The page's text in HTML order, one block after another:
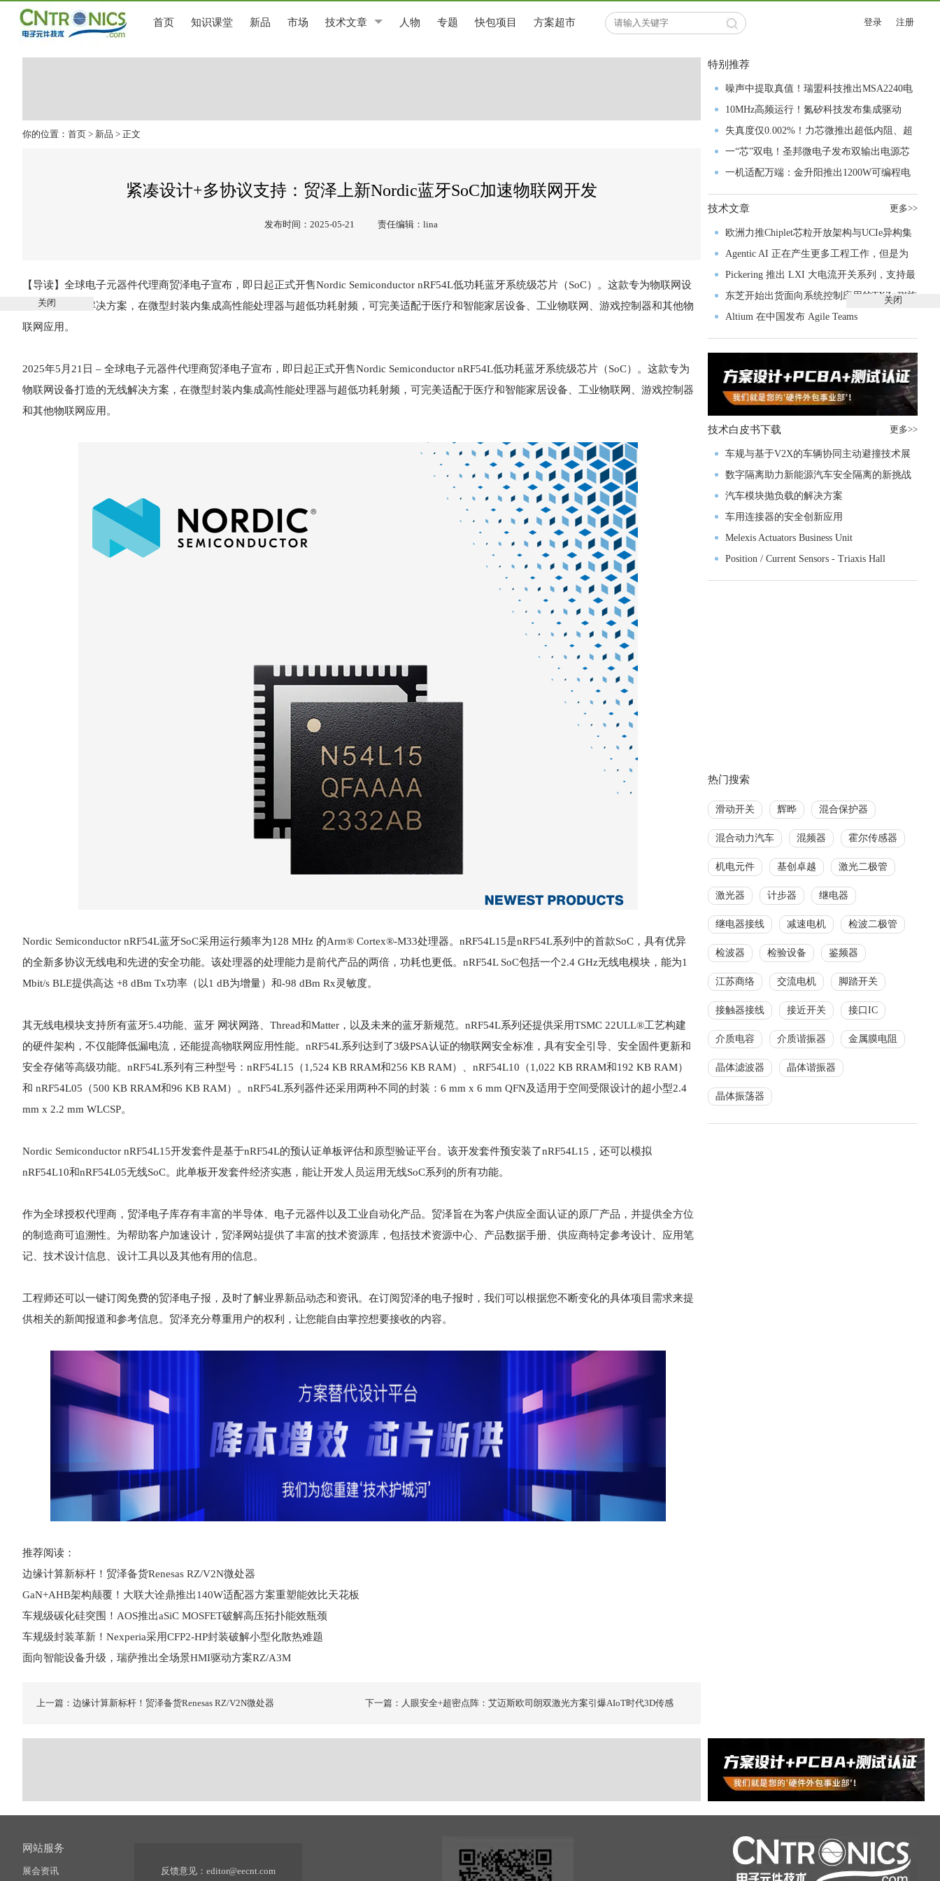
首页 知识课堂 新品 市场 技术文章 人物 专题 快包项目 方案超市 登录 注册
你的位置： 首页 > 新品 > 正文
紧凑设计+多协议支持：贸泽上新Nordic蓝牙SoC加速物联网开发
发布时间：2025-05-21 责任编辑：lina
【导读】全球电子元器件代理商贸泽电子宣布，即日起正式开售Nordic Semiconductor nRF54L低功耗蓝牙系统级芯片（SoC）。这款专为物联网设
备打造的无线解决方案，在微型封装内集成高性能处理器与超低功耗射频，可完美适配于医疗和智能家居设备、工业物联网、游戏控制器和其他物
联网应用。
2025年5月21日 – 全球电子元器件代理商贸泽电子宣布，即日起正式开售Nordic Semiconductor nRF54L低功耗蓝牙系统级芯片（SoC）。这款专为
物联网设备打造的无线解决方案，在微型封装内集成高性能处理器与超低功耗射频，可完美适配于医疗和智能家居设备、工业物联网、游戏控制器
和其他物联网应用。
Nordic Semiconductor nRF54L蓝牙SoC采用运行频率为128 MHz 的Arm® Cortex®-M33处理器。nRF54L15是nRF54L系列中的首款SoC，具有优异
的全新多协议无线电和先进的安全功能。该处理器的处理能力是前代产品的两倍，功耗也更低。nRF54L SoC包括一个2.4 GHz无线电模块，能为1
Mbit/s BLE提供高达 +8 dBm Tx功率（以1 dB为增量）和-98 dBm Rx灵敏度。
其无线电模块支持所有蓝牙5.4功能、蓝牙 网状网路、Thread和Matter，以及未来的蓝牙新规范。nRF54L系列还提供采用TSMC 22ULL®工艺构建
的硬件架构，不仅能降低漏电流，还能提高物联网应用性能。nRF54L系列达到了3级PSA认证的物联网安全标准，具有安全引导、安全固件更新和
安全存储等高级功能。nRF54L系列有三种型号：nRF54L15（1,524 KB RRAM和256 KB RAM）、nRF54L10（1,022 KB RRAM和192 KB RAM）
和 nRF54L05（500 KB RRAM和96 KB RAM）。nRF54L系列器件还采用两种不同的封装：6 mm x 6 mm QFN及适用于空间受限设计的超小型2.4
mm x 2.2 mm WLCSP。
Nordic Semiconductor nRF54L15开发套件是基于nRF54L的预认证单板评估和原型验证平台。该开发套件预安装了nRF54L15，还可以模拟
nRF54L10和nRF54L05无线SoC。此单板开发套件经济实惠，能让开发人员运用无线SoC系列的所有功能。
作为全球授权代理商，贸泽电子库存有丰富的半导体、电子元器件以及工业自动化产品。贸泽旨在为客户供应全面认证的原厂产品，并提供全方位
的制造商可追溯性。为帮助客户加速设计，贸泽网站提供了丰富的技术资源库，包括技术资源中心、产品数据手册、供应商特定参考设计、应用笔
记、技术设计信息、设计工具以及其他有用的信息。
工程师还可以一键订阅免费的贸泽电子报，及时了解业界新品动态和资讯。在订阅贸泽的电子报时，我们可以根据您不断变化的具体项目需求来提
供相关的新闻报道和参考信息。贸泽充分尊重用户的权利，让您能自由掌控想要接收的内容。
推荐阅读：
边缘计算新标杆！贸泽备货Renesas RZ/V2N微处器
GaN+AHB架构颠覆！大联大诠鼎推出140W适配器方案重塑能效比天花板
车规级碳化硅突围！AOS推出aSiC MOSFET破解高压拓扑能效瓶颈
车规级封装革新！Nexperia采用CFP2-HP封装破解小型化散热难题
面向智能设备升级，瑞萨推出全场景HMI驱动方案RZ/A3M
上一篇：边缘计算新标杆！贸泽备货Renesas RZ/V2N微处器 下一篇：人眼安全+超密点阵：艾迈斯欧司朗双激光方案引爆AIoT时代3D传感
特别推荐
噪声中提取真值！瑞盟科技推出MSA2240电
流检测芯片赋能多元高端测量场景
10MHz高频运行！氮矽科技发布集成驱动
GaN芯片，助力电源能效再攀新高
失真度仅0.002%！力芯微推出超低内阻、超
低失真4PST模拟开关
一“芯”双电！圣邦微电子发布双输出电源芯
片，简化AFE与音频设计
一机适配万端：金升阳推出1200W可编程电
源，赋能高端装备制造
技术文章 更多>>
欧洲力推Chiplet芯粒开放架构与UCIe异构集
成以加速其汽车产业生态智能化进程
Agentic AI 正在产生更多工程工作，但是为
什么系统开发进展并没有更快？
Pickering 推出 LXI 大电流开关系列，支持最
高 80A、300V 信号
东芝开始出货面向系统控制应用的TXZ+™族
入门级M4V组
Altium 在中国发布 Agile Teams
技术白皮书下载 更多>>
车规与基于V2X的车辆协同主动避撞技术展
望
数字隔离助力新能源汽车安全隔离的新挑战
汽车模块抛负载的解决方案
车用连接器的安全创新应用
Melexis Actuators Business Unit
Position / Current Sensors - Triaxis Hall
热门搜索
滑动开关 辉晔 混合保护器
混合动力汽车 混频器 霍尔传感器
机电元件 基创卓越 激光二极管
激光器 计步器 继电器
继电器接线 减速电机 检波二极管
检波器 检验设备 鉴频器
江苏商络 交流电机 脚踏开关
接触器接线 接近开关 接口IC
介质电容 介质谐振器 金属膜电阻
晶体滤波器 晶体谐振器
晶体振荡器
网站服务
展会资讯 反馈意见： editor@eecnt.com
关闭 关闭